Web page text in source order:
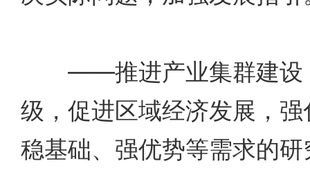
——推进产业集群建设
级，促进区域经济发展，
稳基础、强优势等需求的研